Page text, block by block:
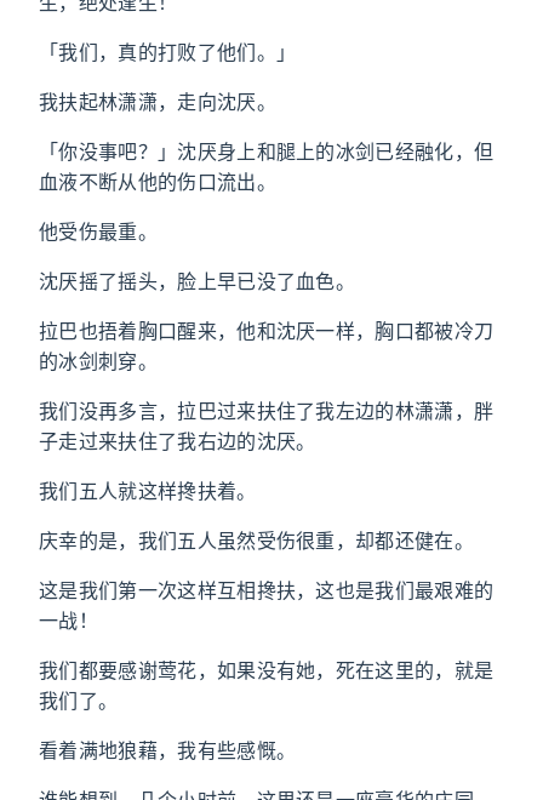
「我们，真的打败了他们。」
我扶起林潇潇，走向沈厌。
「你没事吧？」沈厌身上和腿上的冰剑已经融化，但
血液不断从他的伤口流出。
他受伤最重。
沈厌摇了摇头，脸上早已没了血色。
拉巴也捂着胸口醒来，他和沈厌一样，胸口都被冷刀
的冰剑刺穿。
我们没再多言，拉巴过来扶住了我左边的林潇潇，胖
子走过来扶住了我右边的沈厌。
我们五人就这样搀扶着。
庆幸的是，我们五人虽然受伤很重，却都还健在。
这是我们第一次这样互相搀扶，这也是我们最艰难的
一战！
我们都要感谢莺花，如果没有她，死在这里的，就是
我们了。
看着满地狼藉，我有些感慨。